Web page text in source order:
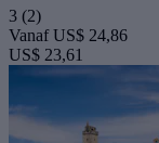
3 (2)
Vanaf US$ 24,86
US$ 23,61